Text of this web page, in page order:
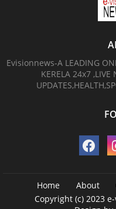
Evisionnews-A LEADING
KERELA 24x7 ,LIVE
Home About
Copyright (c) 2023